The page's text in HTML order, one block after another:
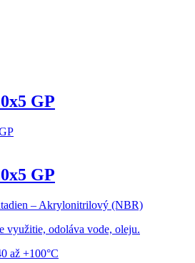
GP
GP
– Akrylonitrilový (NBR)
využitie, odoláva vode, oleju.
až +100°C